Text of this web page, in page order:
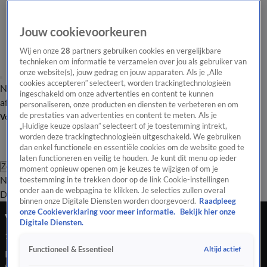
Nieuws van de DagOpinie van de Dag Onze categorieën Laatste
afleveringVideo's Nieuws van de Dag Podcast
Volg Nieuws van de Dag
Zoeken
Nieuws van de DagOpinie van de
Dag
Video'sUitzendingen PodcastPanelContact
Vertel jij jouw collega’s wat je verdient?
19 mei 2026, 18:54
De Europese Unie heeft weer een mooie regel bedacht:
Jouw cookievoorkeuren
Wij en onze28 partners gebruiken cookies en vergelijkbare
technieken om informatie te verzamelen over jou als gebruiker van
onze website(s), jouw gedrag en jouw apparaten. Als je „Alle
cookies accepteren” selecteert, worden trackingtechnologieën
ingeschakeld om onze advertenties en content te kunnen
personaliseren, onze producten en diensten te verbeteren en om
de prestaties van advertenties en content te meten. Als je
„Huidige keuze opslaan” selecteert of je toestemming intrekt,
worden deze trackingtechnologieën uitgeschakeld. We gebruiken
dan enkel functionele en essentiële cookies om de website goed te
laten functioneren en veilig te houden. Je kunt dit menu op ieder
moment opnieuw openen om je keuzes te wijzigen of om je
toestemming in te trekken door op de link Cookie-instellingen
onder aan de webpagina te klikken. Je selecties zullen overal
binnen onze Digitale Diensten worden doorgevoerd. Raadpleeg
onze Cookieverklaring voor meer informatie.
Bekijk hier onze
Digitale Diensten.
Functioneel & Essentieel Altijd actief